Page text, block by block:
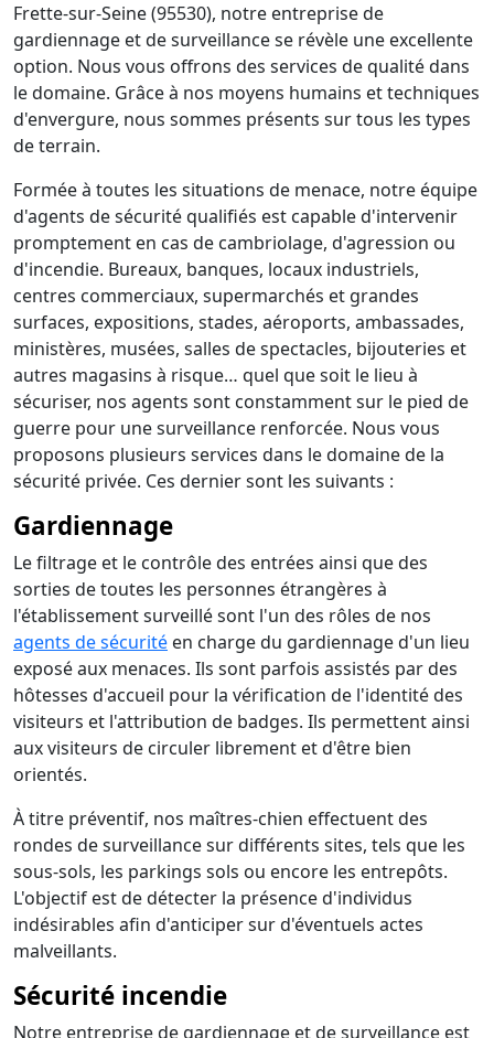
Frette-sur-Seine (95530), notre entreprise de
gardiennage et de surveillance se révèle une excellente
option. Nous vous offrons des services de qualité dans
le domaine. Grâce à nos moyens humains et techniques
d'envergure, nous sommes présents sur tous les types
de terrain.
Formée à toutes les situations de menace, notre équipe
d'agents de sécurité qualifiés est capable d'intervenir
promptement en cas de cambriolage, d'agression ou
d'incendie. Bureaux, banques, locaux industriels,
centres commerciaux, supermarchés et grandes
surfaces, expositions, stades, aéroports, ambassades,
ministères, musées, salles de spectacles, bijouteries et
autres magasins à risque… quel que soit le lieu à
sécuriser, nos agents sont constamment sur le pied de
guerre pour une surveillance renforcée. Nous vous
proposons plusieurs services dans le domaine de la
sécurité privée. Ces dernier sont les suivants :
Gardiennage
Le filtrage et le contrôle des entrées ainsi que des
sorties de toutes les personnes étrangères à
l'établissement surveillé sont l'un des rôles de nos
agents de sécurité en charge du gardiennage d'un lieu
exposé aux menaces. Ils sont parfois assistés par des
hôtesses d'accueil pour la vérification de l'identité des
visiteurs et l'attribution de badges. Ils permettent ainsi
aux visiteurs de circuler librement et d'être bien
orientés.
À titre préventif, nos maîtres-chien effectuent des
rondes de surveillance sur différents sites, tels que les
sous-sols, les parkings sols ou encore les entrepôts.
L'objectif est de détecter la présence d'individus
indésirables afin d'anticiper sur d'éventuels actes
malveillants.
Sécurité incendie
Notre entreprise de gardiennage et de surveillance est